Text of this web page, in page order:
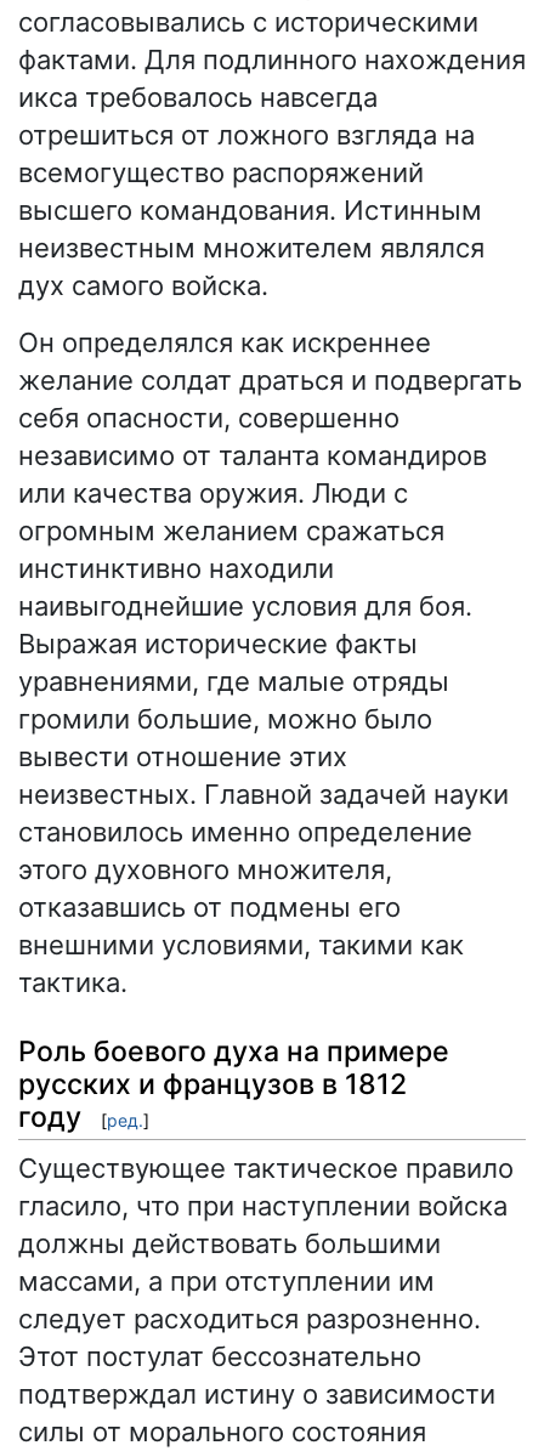
согласовывались с историческими
фактами. Для подлинного нахождения
икса требовалось навсегда
отрешиться от ложного взгляда на
всемогущество распоряжений
высшего командования. Истинным
неизвестным множителем являлся
дух самого войска.
Он определялся как искреннее
желание солдат драться и подвергать
себя опасности, совершенно
независимо от таланта командиров
или качества оружия. Люди с
огромным желанием сражаться
инстинктивно находили
наивыгоднейшие условия для боя.
Выражая исторические факты
уравнениями, где малые отряды
громили большие, можно было
вывести отношение этих
неизвестных. Главной задачей науки
становилось именно определение
этого духовного множителя,
отказавшись от подмены его
внешними условиями, такими как
тактика.
Роль боевого духа на примере
русских и французов в 1812
году
[ред.]
Существующее тактическое правило
гласило, что при наступлении войска
должны действовать большими
массами, а при отступлении им
следует расходиться разрозненно.
Этот постулат бессознательно
подтверждал истину о зависимости
силы от морального состояния